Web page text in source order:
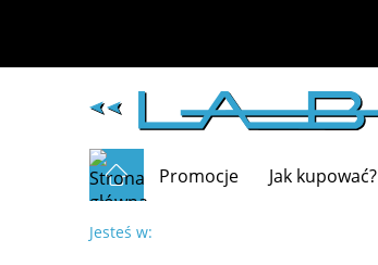
Promocje Jak kupować?
Jesteś w: